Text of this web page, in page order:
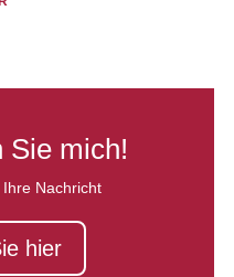
Sie mich!
Nachricht
hier